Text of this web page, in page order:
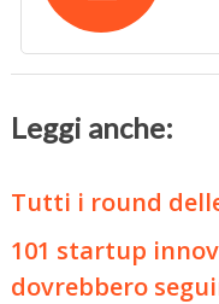
Leggi anche:
Tutti i round
101 startup
dovrebbero